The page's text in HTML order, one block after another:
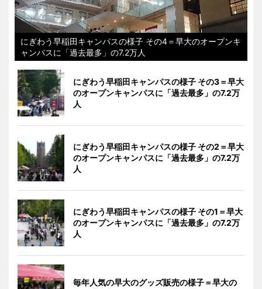
にぎわう早稲田キャンパスの様子 その4＝早大のオープンキ
ャンパスに「過去最多」の7.2万人
にぎわう早稲田キャンパスの様子 その3＝早大
のオープンキャンパスに「過去最多」の7.2万
人
にぎわう早稲田キャンパスの様子 その2＝早大
のオープンキャンパスに「過去最多」の7.2万
人
にぎわう早稲田キャンパスの様子 その1＝早大
のオープンキャンパスに「過去最多」の7.2万
人
毎年人気の早大のグッズ販売の様子＝早大の